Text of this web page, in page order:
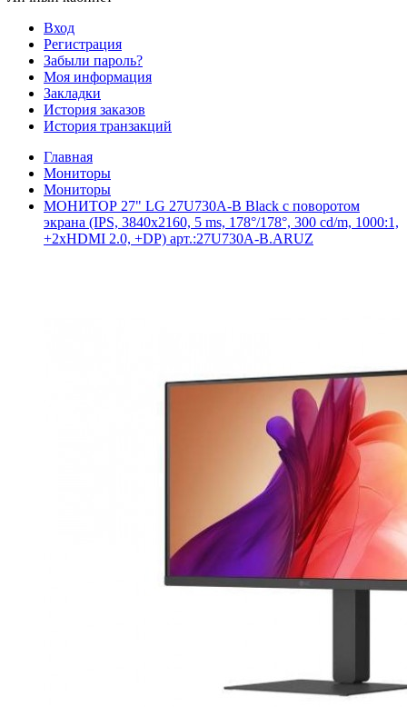
Вход
Регистрация
Забыли пароль?
Моя информация
Закладки
История заказов
История транзакций
Главная
Мониторы
Мониторы
МОНИТОР 27" LG 27U730A-B Black с поворотом
экрана (IPS, 3840x2160, 5 ms, 178°/178°, 300 cd/m, 1000:1,
+2хHDMI 2.0, +DP) арт.:27U730A-B.ARUZ